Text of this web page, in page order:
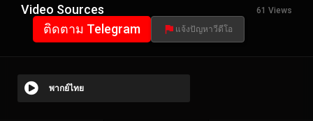
Video Sources 61 Views
ติดตาม Telegram แจ้งปัญหาวีดีโอ
พากย์ไทย